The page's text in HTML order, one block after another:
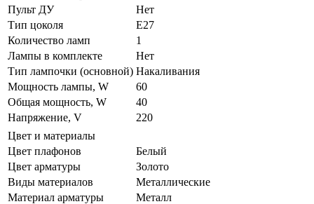
Пульт ДУ
Нет
Тип цоколя
E27
Количество ламп
1
Лампы в комплекте
Нет
Тип лампочки (основной) Накаливания
Мощность лампы, W
60
Общая мощность, W
40
Напряжение, V
220
Цвет и материалы
Цвет плафонов
Белый
Цвет арматуры
Золото
Виды материалов
Металлические
Материал арматуры
Металл